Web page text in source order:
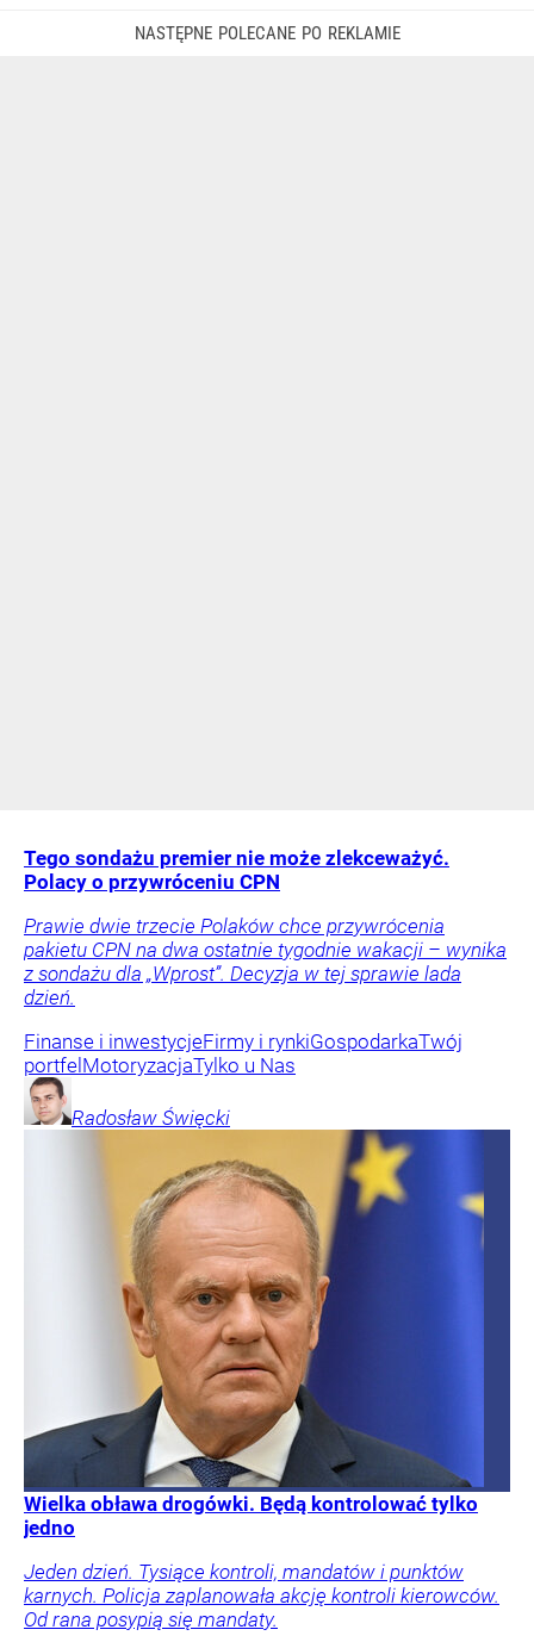
Tego sondażu premier nie może zlekceważyć.
Polacy o przywróceniu CPN
Prawie dwie trzecie Polaków chce przywrócenia
pakietu CPN na dwa ostatnie tygodnie wakacji – wynika
z sondażu dla „Wprost”. Decyzja w tej sprawie lada
dzień.
Finanse i inwestycjeFirmy i rynkiGospodarkaTwój
portfel MotoryzacjaTylko u Nas
Radosław Święcki
Wielka obława drogówki. Będą kontrolować tylko
jedno
Jeden dzień. Tysiące kontroli, mandatów i punktów
karnych. Policja zaplanowała akcję kontroli kierowców.
Od rana posypią się mandaty.